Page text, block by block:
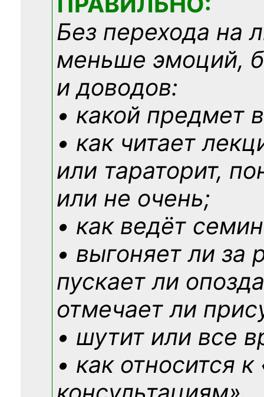
Без перехода на
меньше эмоций,
и доводов:
• какой предмет
• как читает
или тараторит,
или не очень;
• как ведёт
• выгоняет ли за
пускает ли
отмечает ли
• шутит или все
• как относится